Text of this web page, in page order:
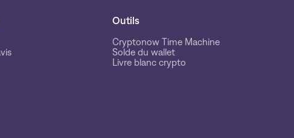
Outils
Cryptonow Time Machine
Solde du wallet
Livre blanc crypto